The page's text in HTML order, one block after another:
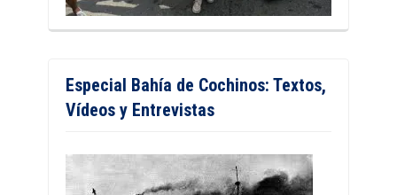
Especial Bahía de Cochinos: Textos,
Vídeos y Entrevistas